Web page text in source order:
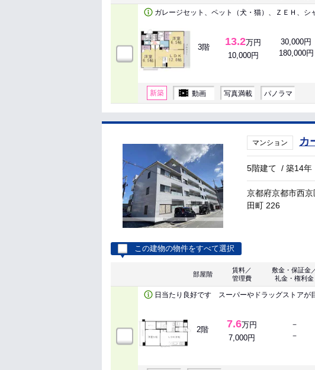
ガレージセット、ペット（犬・猫）、ＺＥＨ、シ
3階 13.2万円
10,000円
30,000円
180,000円
新築 動画 写真満載 パノラマ
マンション カ
5階建て /築14年
京都府京都市西京
田町 226
この建物の物件をすべて選択
部屋階
賃料／
管理費
敷金・保証金
礼金・権利金
日当たり良好です スーパーやドラッグストアが
2階 7.6万円
7,000円
－
－